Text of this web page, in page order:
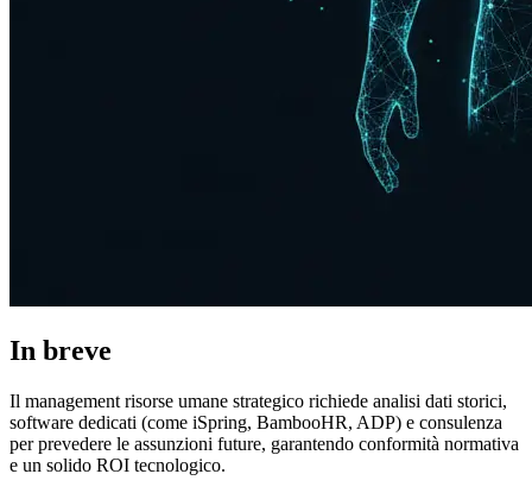
In breve
Il management risorse umane strategico richiede analisi dati storici,
software dedicati (come iSpring, BambooHR, ADP) e consulenza
per prevedere le assunzioni future, garantendo conformità normativa
e un solido ROI tecnologico.